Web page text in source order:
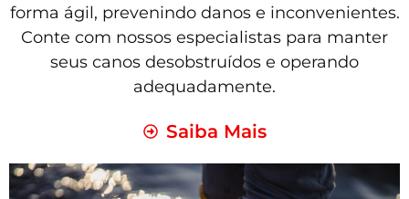
forma ágil, prevenindo danos e inconvenientes.
Conte com nossos especialistas para manter
seus canos desobstruídos e operando
adequadamente.
Saiba Mais